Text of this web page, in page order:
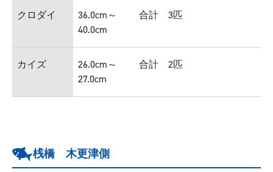
クロダイ
36.0cm～
40.0cm
合計 3匹
カイズ
26.0cm～
27.0cm
合計 2匹
桟橋 木更津側